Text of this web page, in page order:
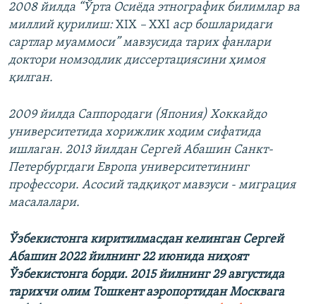
2008 йилда “Ўрта Осиёда этнографик билимлар ва
миллий қурилиш:XIX – XXI аср бошларидаги
сартлар муаммоси” мавзусида тарих фанлари
доктори номзодлик диссертациясини ҳимоя
қилган.
2009 йилда Саппородаги (Япония) Хоккайдо
университетида хорижлик ходим сифатида
ишлаган. 2013 йилдан Сергей Абашин Санкт-
Петербургдаги Европа университетининг
профессори. Асосий тадқиқот мавзуси - миграция
масалалари.
Ўзбекистонга киритилмасдан келинган Сергей
Абашин 2022 йилнинг 22 июнида ниҳоят
Ўзбекистонга борди. 2015 йилнинг 29 августида
тарихчи олим Тошкент аэропортидан Москвага